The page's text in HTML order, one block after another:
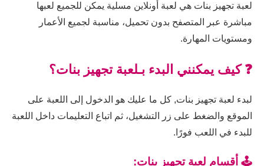
لعبة تجهيز بنات هي لعبة أونلاين مسلية يمكن للجميع لعبها
مباشرة عبر المتصفح بدون تحميل، مناسبة لجميع الأعمار
ومستويات المهارة.
❓ كيف يمكنني البدء بـلعبة تجهيز بنات؟
لبدء لعبة تجهيز بنات, كل ما عليك هو الدخول إلى اللعبة على
الموقع والضغط على زر التشغيل، ثم اتباع التعليمات داخل اللعبة
للبدء في اللعب فورًا.
🕹️ أقسام لعبة تجهيز بنات: